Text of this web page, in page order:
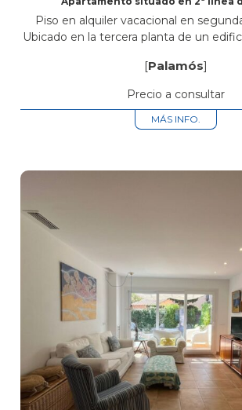
Piso en alquiler vacacional en
Ubicado en la tercera planta de un
en dos niveles,...
[Palamós]
Precio a consultar
MÁS INFO.